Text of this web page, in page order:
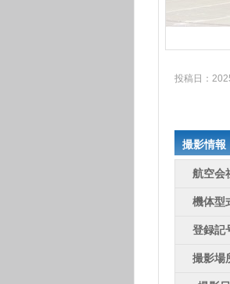
投稿日：
撮影情報
航空会
機体型
登録記
撮影場